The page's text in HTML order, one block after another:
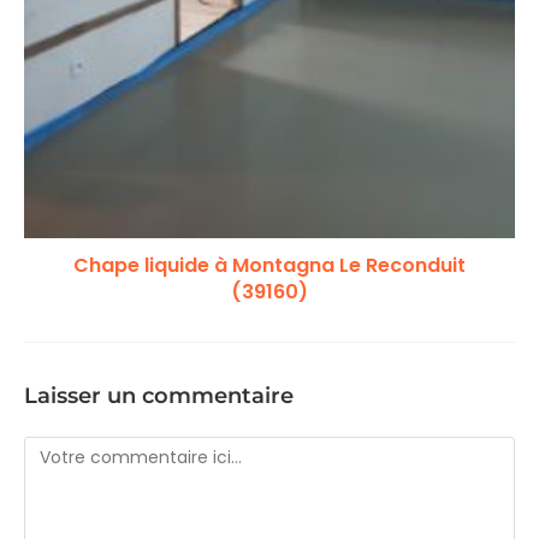
Chape liquide à Montagna Le Reconduit
(39160)
Laisser un commentaire
Comment